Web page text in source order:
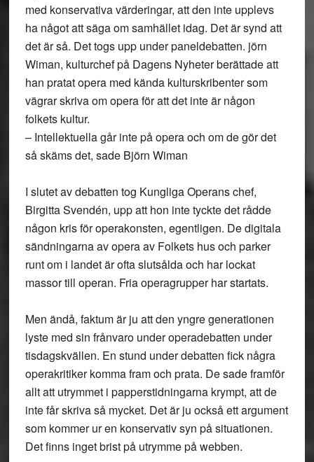
med konservativa värderingar, att den inte upplevs
ha något att säga om samhället idag. Det är synd att
det är så. Det togs upp under paneldebatten. jörn
Wiman, kulturchef på Dagens Nyheter berättade att
han pratat opera med kända kulturskribenter som
vägrar skriva om opera för att det inte är någon
folkets kultur.
– Intellektuella går inte på opera och om de gör det
så skäms det, sade Björn Wiman
I slutet av debatten tog Kungliga Operans chef,
Birgitta Svendén, upp att hon inte tyckte det rådde
någon kris för operakonsten, egentligen. De digitala
sändningarna av opera av Folkets hus och parker
runt om i landet är ofta slutsålda och har lockat
massor till operan. Fria operagrupper har startats.
Men ändå, faktum är ju att den yngre generationen
lyste med sin frånvaro under operadebatten under
tisdagskvällen. En stund under debatten fick några
operakritiker komma fram och prata. De sade framför
allt att utrymmet i papperstidningarna krympt, att de
inte får skriva så mycket. Det är ju också ett argument
som kommer ur en konservativ syn på situationen.
Det finns inget brist på utrymme på webben.